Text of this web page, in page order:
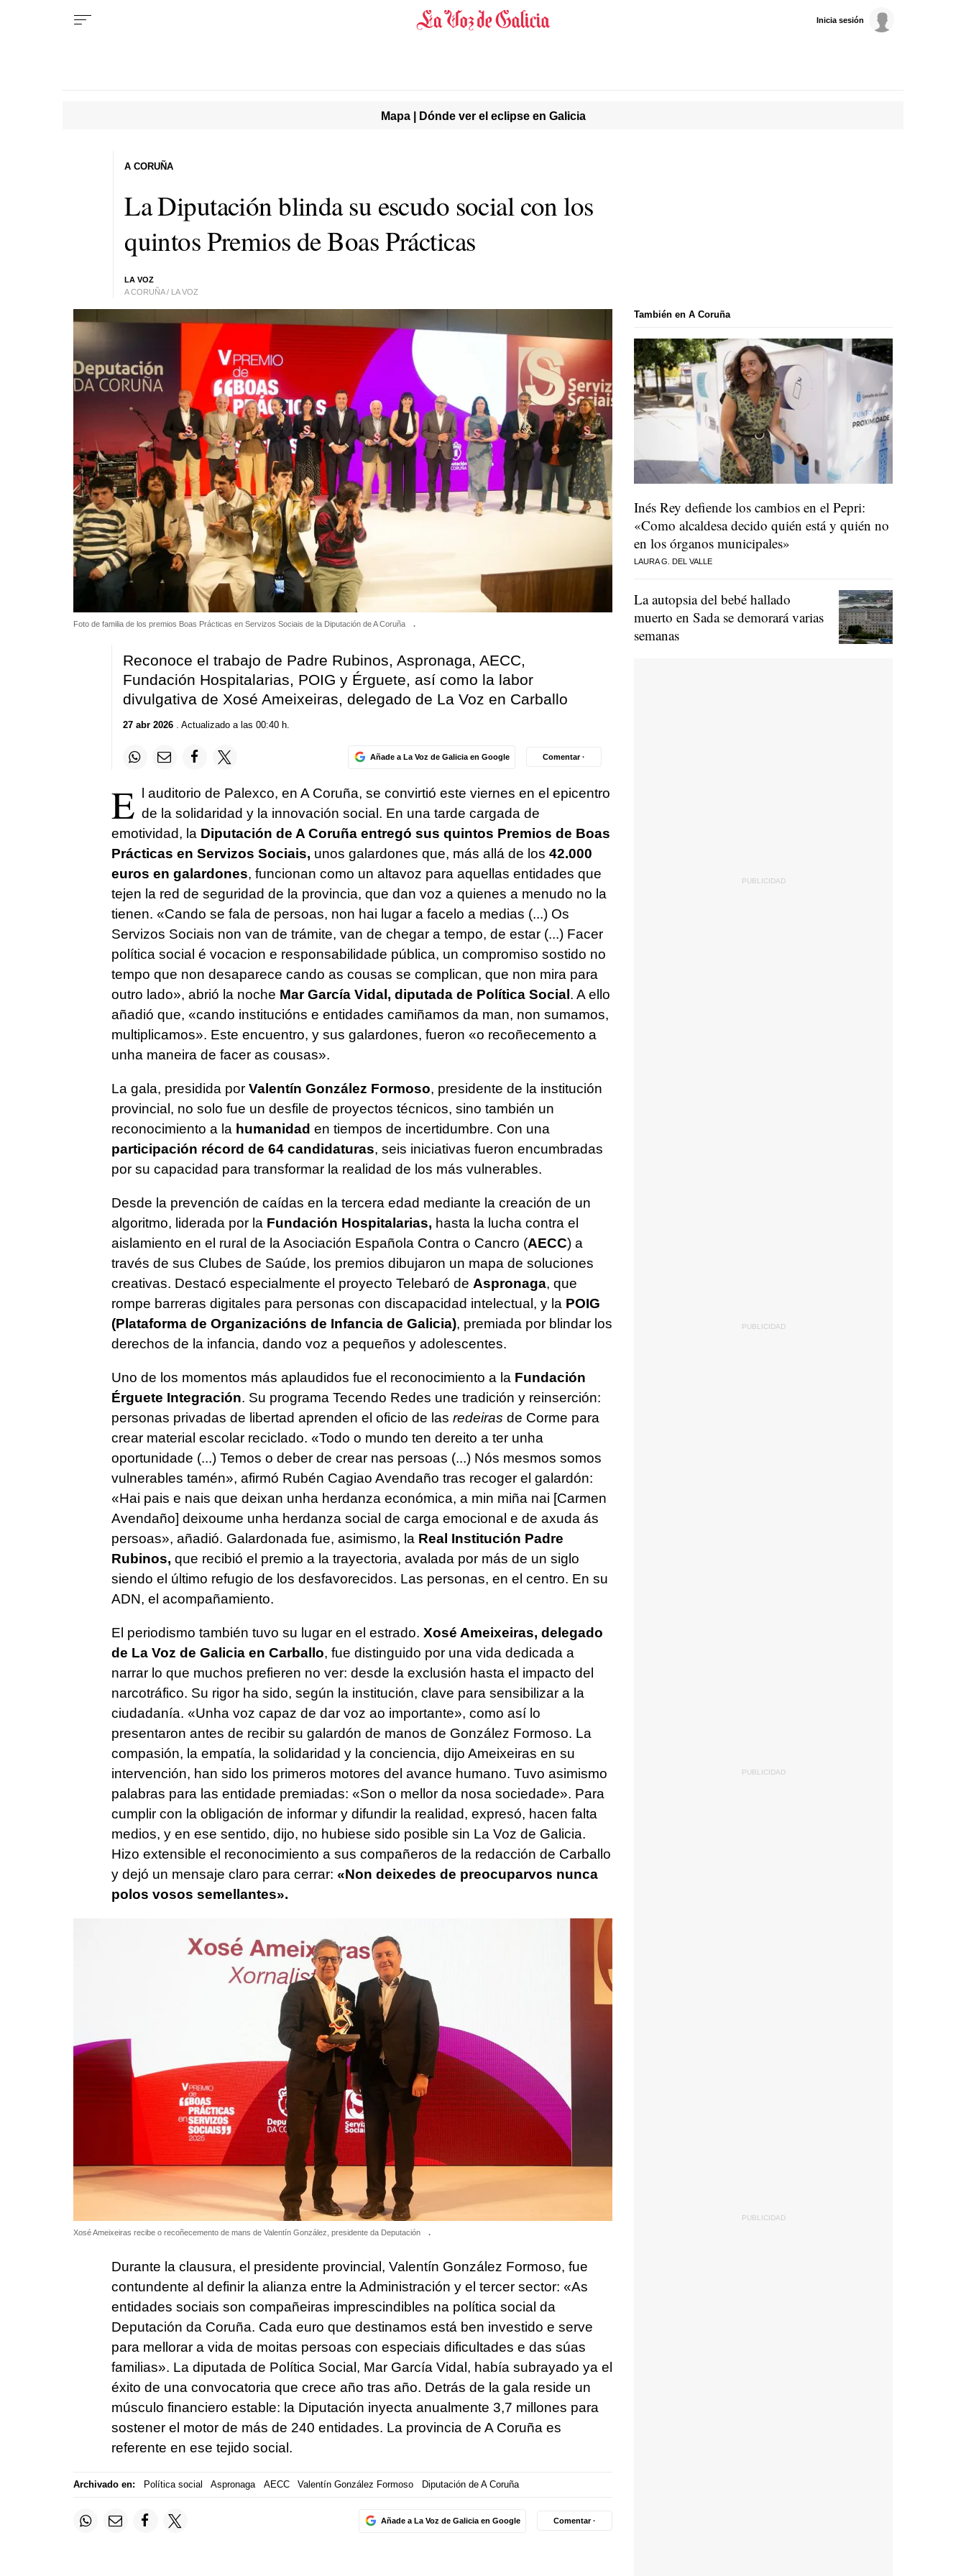
Inicia sesión
Mapa | Dónde ver el eclipse en Galicia
La Diputación blinda su escudo social con los
quintos Premios de Boas Prácticas
LA VOZ
A CORUÑA / LA VOZ
A CORUÑA
Foto de familia de los premios Boas Prácticas en Servizos Sociais de la Diputación de A Coruña .
Reconoce el trabajo de Padre Rubinos, Aspronaga, AECC,
Fundación Hospitalarias, POIG y Érguete, así como la labor
divulgativa de Xosé Ameixeiras, delegado de La Voz en Carballo
27 abr 2026. Actualizado a las 00:40 h.
Añade a La Voz de Galicia en Google Comentar ·
E l auditorio de Palexco, en A Coruña, se convirtió este viernes en el epicentro
de la solidaridad y la innovación social. En una tarde cargada de
emotividad, la Diputación de A Coruña entregó sus quintos Premios de Boas
Prácticas en Servizos Sociais, unos galardones que, más allá de los 42.000
euros en galardones, funcionan como un altavoz para aquellas entidades que
tejen la red de seguridad de la provincia, que dan voz a quienes a menudo no la
tienen. «Cando se fala de persoas, non hai lugar a facelo a medias (...) Os
Servizos Sociais non van de trámite, van de chegar a tempo, de estar (...) Facer
política social é vocacion e responsabilidade pública, un compromiso sostido no
tempo que non desaparece cando as cousas se complican, que non mira para
outro lado», abrió la noche Mar García Vidal, diputada de Política Social. A ello
añadió que, «cando institucións e entidades camiñamos da man, non sumamos,
multiplicamos». Este encuentro, y sus galardones, fueron «o recoñecemento a
unha maneira de facer as cousas».
La gala, presidida por Valentín González Formoso, presidente de la institución
provincial, no solo fue un desfile de proyectos técnicos, sino también un
reconocimiento a la humanidad en tiempos de incertidumbre. Con una
participación récord de 64 candidaturas, seis iniciativas fueron encumbradas
por su capacidad para transformar la realidad de los más vulnerables.
Desde la prevención de caídas en la tercera edad mediante la creación de un
algoritmo, liderada por la Fundación Hospitalarias, hasta la lucha contra el
aislamiento en el rural de la Asociación Española Contra o Cancro (AECC) a
través de sus Clubes de Saúde, los premios dibujaron un mapa de soluciones
creativas. Destacó especialmente el proyecto Telebaró de Aspronaga, que
rompe barreras digitales para personas con discapacidad intelectual, y la POIG
(Plataforma de Organizacións de Infancia de Galicia), premiada por blindar los
derechos de la infancia, dando voz a pequeños y adolescentes.
Uno de los momentos más aplaudidos fue el reconocimiento a la Fundación
Érguete Integración. Su programa Tecendo Redes une tradición y reinserción:
personas privadas de libertad aprenden el oficio de las redeiras de Corme para
crear material escolar reciclado. «Todo o mundo ten dereito a ter unha
oportunidade (...) Temos o deber de crear nas persoas (...) Nós mesmos somos
vulnerables tamén», afirmó Rubén Cagiao Avendaño tras recoger el galardón:
«Hai pais e nais que deixan unha herdanza económica, a min miña nai [Carmen
Avendaño] deixoume unha herdanza social de carga emocional e de axuda ás
persoas», añadió. Galardonada fue, asimismo, la Real Institución Padre
Rubinos, que recibió el premio a la trayectoria, avalada por más de un siglo
siendo el último refugio de los desfavorecidos. Las personas, en el centro. En su
ADN, el acompañamiento.
El periodismo también tuvo su lugar en el estrado. Xosé Ameixeiras, delegado
de La Voz de Galicia en Carballo, fue distinguido por una vida dedicada a
narrar lo que muchos prefieren no ver: desde la exclusión hasta el impacto del
narcotráfico. Su rigor ha sido, según la institución, clave para sensibilizar a la
ciudadanía. «Unha voz capaz de dar voz ao importante», como así lo
presentaron antes de recibir su galardón de manos de González Formoso. La
compasión, la empatía, la solidaridad y la conciencia, dijo Ameixeiras en su
intervención, han sido los primeros motores del avance humano. Tuvo asimismo
palabras para las entidade premiadas: «Son o mellor da nosa sociedade». Para
cumplir con la obligación de informar y difundir la realidad, expresó, hacen falta
medios, y en ese sentido, dijo, no hubiese sido posible sin La Voz de Galicia.
Hizo extensible el reconocimiento a sus compañeros de la redacción de Carballo
y dejó un mensaje claro para cerrar: «Non deixedes de preocuparvos nunca
polos vosos semellantes».
Xosé Ameixeiras recibe o recoñecemento de mans de Valentín González, presidente da Deputación .
Durante la clausura, el presidente provincial, Valentín González Formoso, fue
contundente al definir la alianza entre la Administración y el tercer sector: «As
entidades sociais son compañeiras imprescindibles na política social da
Deputación da Coruña. Cada euro que destinamos está ben investido e serve
para mellorar a vida de moitas persoas con especiais dificultades e das súas
familias». La diputada de Política Social, Mar García Vidal, había subrayado ya el
éxito de una convocatoria que crece año tras año. Detrás de la gala reside un
músculo financiero estable: la Diputación inyecta anualmente 3,7 millones para
sostener el motor de más de 240 entidades. La provincia de A Coruña es
referente en ese tejido social.
Archivado en: Política social Aspronaga AECC Valentín González Formoso Diputación de A Coruña
Añade a La Voz de Galicia en Google Comentar ·
También en A Coruña
Inés Rey defiende los cambios en el Pepri:
«Como alcaldesa decido quién está y quién no
en los órganos municipales»
LAURA G. DEL VALLE
La autopsia del bebé hallado
muerto en Sada se demorará varias
semanas